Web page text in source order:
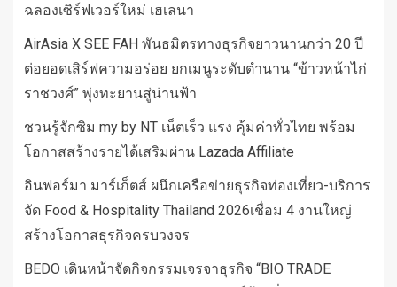
ฉลองเซิร์ฟเวอร์ใหม่ เฮเลนา
AirAsia X SEE FAH พันธมิตรทางธุรกิจยาวนานกว่า 20 ปี
ต่อยอดเสิร์ฟความอร่อย ยกเมนูระดับตำนาน “ข้าวหน้าไก่
ราชวงศ์” พุ่งทะยานสู่น่านฟ้า
ชวนรู้จักซิม my by NT เน็ตเร็ว แรง คุ้มค่าทั่วไทย พร้อม
โอกาสสร้างรายได้เสริมผ่าน Lazada Affiliate
อินฟอร์มา มาร์เก็ตส์ ผนึกเครือข่ายธุรกิจท่องเที่ยว-บริการ
จัด Food & Hospitality Thailand 2026เชื่อม 4 งานใหญ่
สร้างโอกาสธุรกิจครบวงจร
BEDO เดินหน้าจัดกิจกรรมเจรจาธุรกิจ “BIO TRADE